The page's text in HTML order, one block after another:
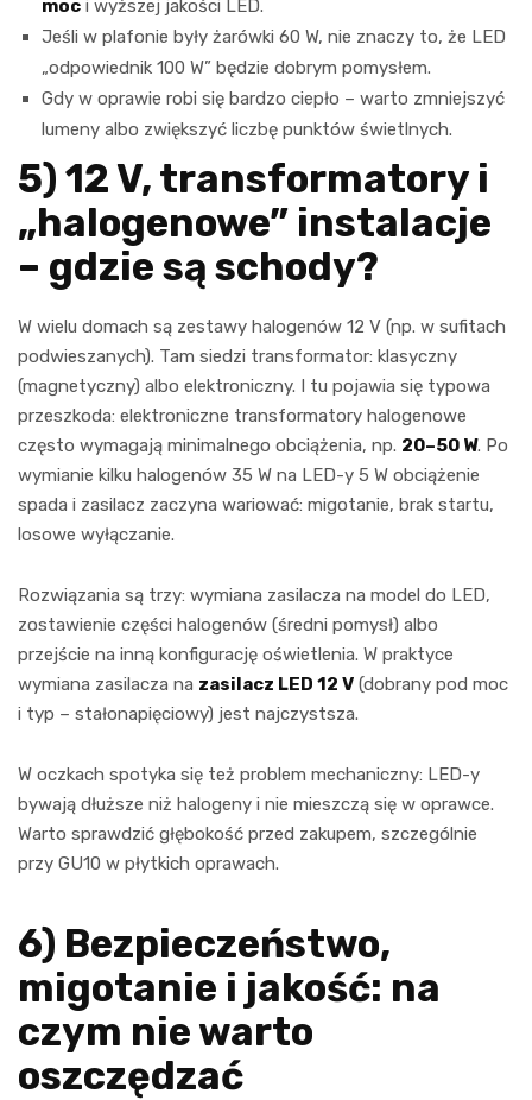
moc i wyższej jakości LED.
Jeśli w plafonie były żarówki 60 W, nie znaczy to, że LED
„odpowiednik 100 W” będzie dobrym pomysłem.
Gdy w oprawie robi się bardzo ciepło – warto zmniejszyć
lumeny albo zwiększyć liczbę punktów świetlnych.
5) 12 V, transformatory i
„halogenowe” instalacje
– gdzie są schody?
W wielu domach są zestawy halogenów 12 V (np. w sufitach
podwieszanych). Tam siedzi transformator: klasyczny
(magnetyczny) albo elektroniczny. I tu pojawia się typowa
przeszkoda: elektroniczne transformatory halogenowe
często wymagają minimalnego obciążenia, np. 20–50 W. Po
wymianie kilku halogenów 35 W na LED-y 5 W obciążenie
spada i zasilacz zaczyna wariować: migotanie, brak startu,
losowe wyłączanie.
Rozwiązania są trzy: wymiana zasilacza na model do LED,
zostawienie części halogenów (średni pomysł) albo
przejście na inną konfigurację oświetlenia. W praktyce
wymiana zasilacza na zasilacz LED 12 V (dobrany pod moc
i typ – stałonapięciowy) jest najczystsza.
W oczkach spotyka się też problem mechaniczny: LED-y
bywają dłuższe niż halogeny i nie mieszczą się w oprawce.
Warto sprawdzić głębokość przed zakupem, szczególnie
przy GU10 w płytkich oprawach.
6) Bezpieczeństwo,
migotanie i jakość: na
czym nie warto
oszczędzać